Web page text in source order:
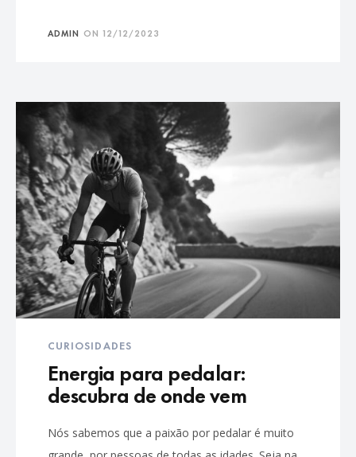
ADMIN ON 12/12/2023
CURIOSIDADES
Energia para pedalar:
descubra de onde vem
Nós sabemos que a paixão por pedalar é muito